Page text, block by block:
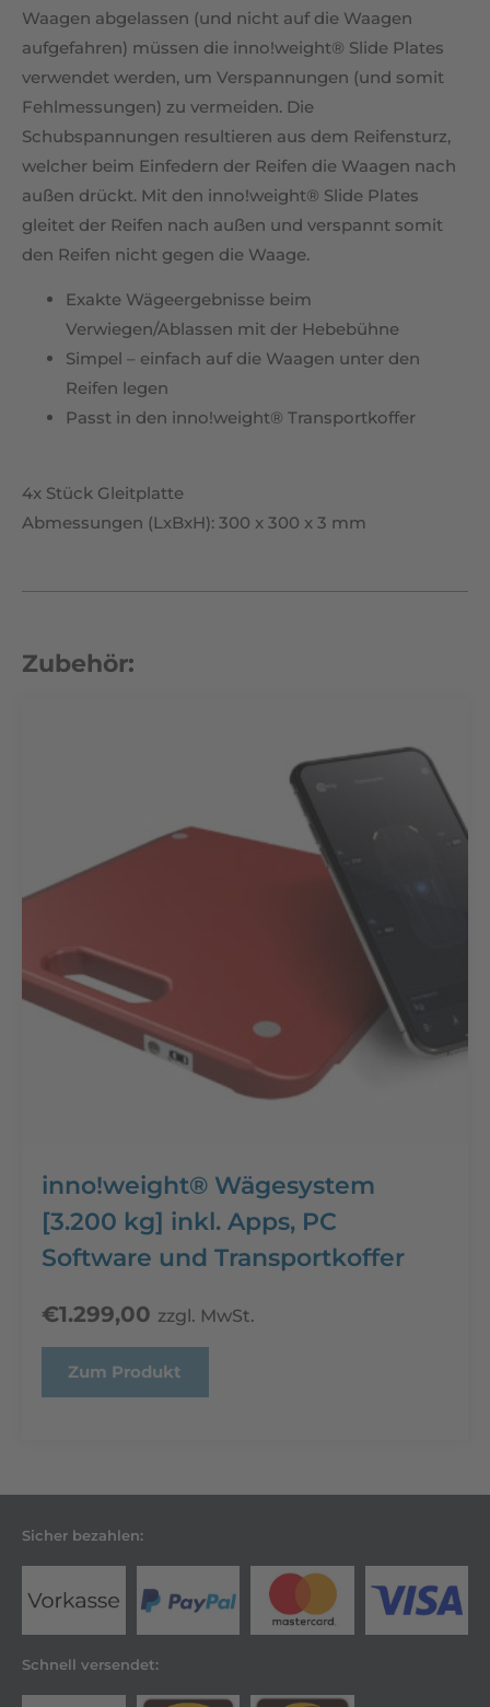
Waagen abgelassen (und nicht auf die Waagen
aufgefahren) müssen die inno!weight® Slide Plates
verwendet werden, um Verspannungen (und somit
Fehlmessungen) zu vermeiden. Die
Schubspannungen resultieren aus dem Reifensturz,
welcher beim Einfedern der Reifen die Waagen nach
außen drückt. Mit den inno!weight® Slide Plates
gleitet der Reifen nach außen und verspannt somit
den Reifen nicht gegen die Waage.
Exakte Wägeergebnisse beim
Verwiegen/Ablassen mit der Hebebühne
Simpel – einfach auf die Waagen unter den
Reifen legen
Passt in den inno!weight® Transportkoffer
4x Stück Gleitplatte
Abmessungen (LxBxH): 300 x 300 x 3 mm
Zubehör:
inno!weight® Wägesystem
[3.200 kg] inkl. Apps, PC
Software und Transportkoffer
€1.299,00 zzgl. MwSt.
Zum Produkt
Sicher bezahlen:
Schnell versendet: